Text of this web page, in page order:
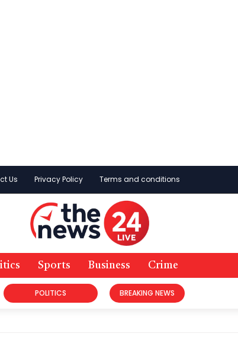
Us Privacy Policy Terms and conditions
Sports Business Crime
POLITICS BREAKING NEWS